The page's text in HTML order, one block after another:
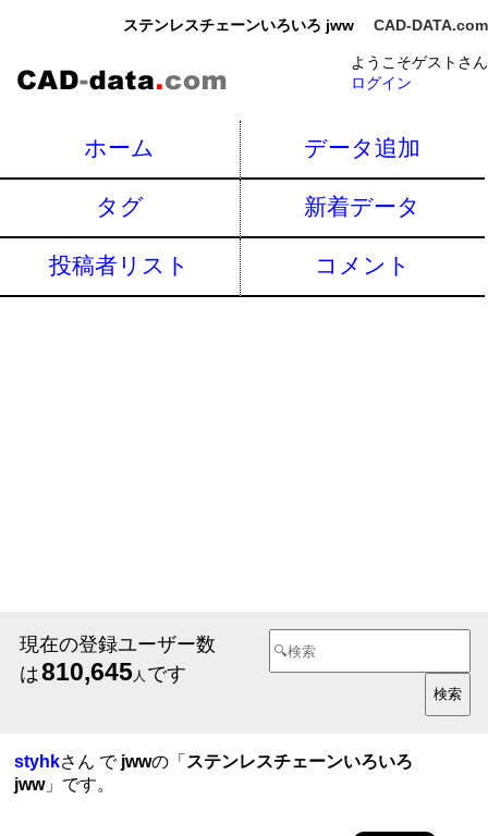
ステンレスチェーンいろいろ jww CAD-DATA.com
ようこそゲストさん
ログイン
ホーム データ追加
タグ 新着データ
投稿者リスト コメント
現在の登録ユーザー数
は810,645人 です
styhkさん で jwwの「 ステンレスチェーンいろいろ
jww」です。